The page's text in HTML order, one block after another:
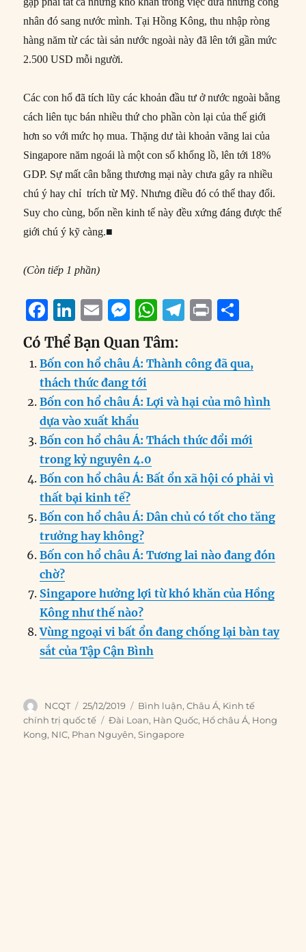
nhân đó sang nước mình. Tại Hồng Kông, thu nhập ròng
hàng năm từ các tài sản nước ngoài này đã lên tới gần mức
2.500 USD mỗi người.
Các con hổ đã tích lũy các khoản đầu tư ở nước ngoài bằng
cách liên tục bán nhiều thứ cho phần còn lại của thế giới
hơn so với mức họ mua. Thặng dư tài khoản vãng lai của
Singapore năm ngoái là một con số khổng lồ, lên tới 18%
GDP. Sự mất cân bằng thương mại này chưa gây ra nhiều
chú ý hay chỉ trích từ Mỹ. Nhưng điều đó có thể thay đổi.
Suy cho cùng, bốn nền kinh tế này đều xứng đáng được thế
giới chú ý kỹ càng.■
(Còn tiếp 1 phần)
F
a
c
e
b
o
o
k
Li
n
k
e
d
I
n
E
m
ai
l
M
ss
e
n
g
er
W
h
at
s
A
p
T
e
g
r
m
P
n
t
re
Có Thể Bạn Quan Tâm:
Bốn con hổ châu Á: Thành công đã qua,
thách thức đang tới
Bốn con hổ châu Á: Lợi và hại của mô hình
dựa vào xuất khẩu
Bốn con hổ châu Á: Thách thức đổi mới
trong kỷ nguyên 4.0
Bốn con hổ châu Á: Bất ổn xã hội có phải vì
thất bại kinh tế?
Bốn con hổ châu Á: Dân chủ có tốt cho tăng
trưởng hay không?
Bốn con hổ châu Á: Tương lai nào đang đón
chờ?
Singapore hưởng lợi từ khó khăn của Hồng
Kông như thế nào?
Vùng ngoại vi bất ổn đang chống lại bàn tay
sắt của Tập Cận Bình
Author
NCQT
Posted
on
25/12/2019 Categories
Bình luận,Châu Á, Kinh tế
chính trị quốc tế
Tags
Đài Loan, Hàn Quốc, Hổ châu Á, Hong
Kong, NIC, Phan Nguyên,Singapore